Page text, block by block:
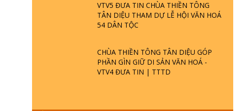
VTV5 ĐƯA TIN CHÙA THIỀN TÔNG
TÂN DIỆU THAM DỰ LỄ HỘI VĂN HOÁ
54 DÂN TỘC
CHÙA THIỀN TÔNG TÂN DIỆU GÓP
PHẦN GÌN GIỮ DI SẢN VĂN HOÁ -
VTV4 ĐƯA TIN | TTTD